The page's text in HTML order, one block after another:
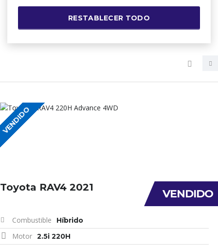
RESTABLECER TODO
VENDIDO
VENDIDO
Toyota RAV4 2021
Combustible Híbrido
Motor 2.5i 220H